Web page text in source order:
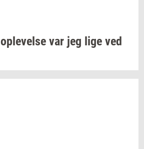
op­le­vel­se var jeg lige ved